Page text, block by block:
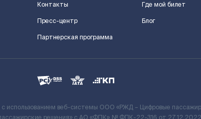
Контакты
Пресс-центр
Партнерская программа
Где мой билет
Блог
использованием веб-системы ООО «РЖД – Цифровые